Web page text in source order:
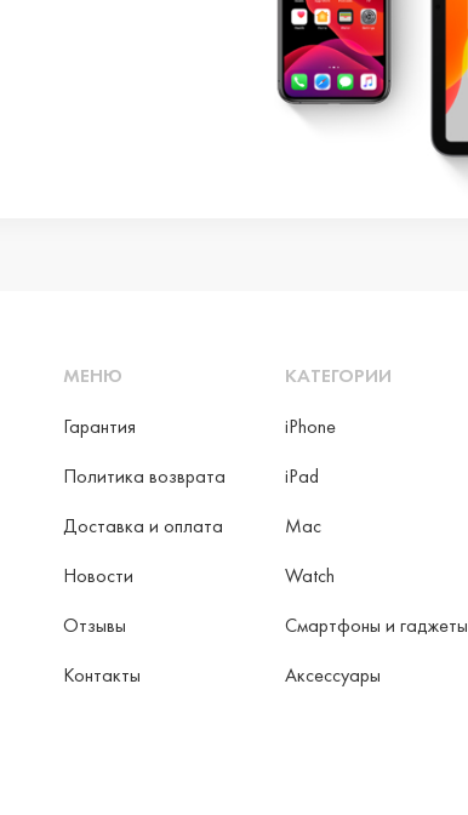
МЕНЮ
Гарантия
Политика возврата
Доставка и оплата
Новости
Отзывы
Контакты
КАТЕГОРИИ
iPhone
iPad
Mac
Watch
Смартфоны и гаджеты
Аксессуары